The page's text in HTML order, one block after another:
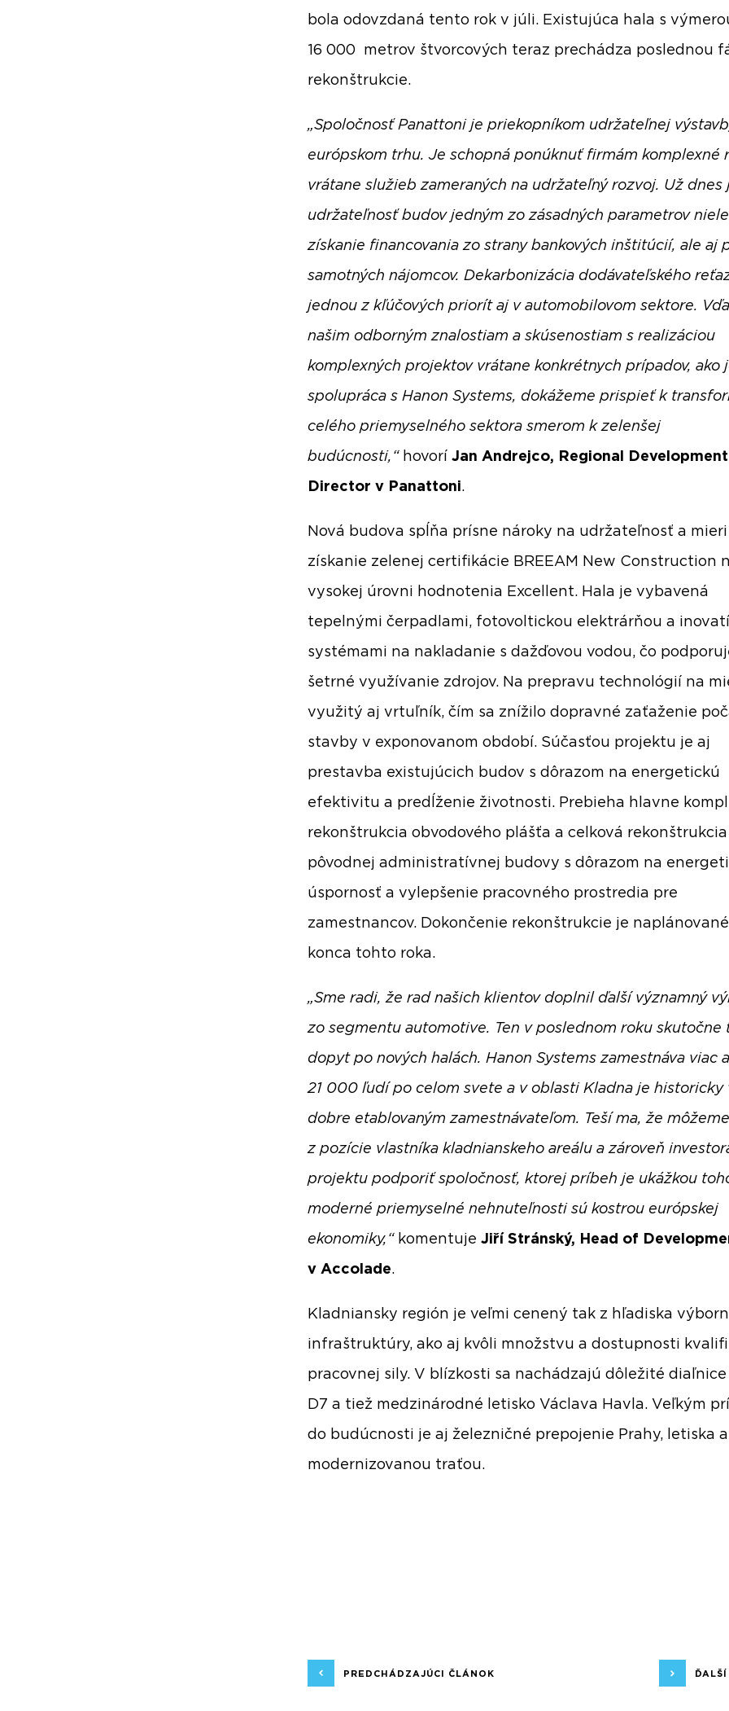
bola odovzdaná tento rok v júli. Existujúca hala s
16 000 metrov štvorcových teraz prechádza poslednou
rekonštrukcie.
„Spoločnosť Panattoni je priekopníkom udržateľnej
európskom trhu. Je schopná ponúknuť firmám komplexné
vrátane služieb zameraných na udržateľný rozvoj. Už dnes
udržateľnosť budov jedným zo zásadných parametrov
získanie financovania zo strany bankových inštitúcií, ale aj
samotných nájomcov. Dekarbonizácia dodávateľského
jednou z kľúčových priorít aj v automobilovom sektore.
našim odborným znalostiam a skúsenostiam s realizáciou
komplexných projektov vrátane konkrétnych prípadov, ako
spolupráca s Hanon Systems, dokážeme prispieť k
celého priemyselného sektora smerom k zelenšej
budúcnosti,“ hovorí Jan Andrejco, Regional Development
Director v Panattoni.
Nová budova spĺňa prísne nároky na udržateľnosť a
získanie zelenej certifikácie BREEAM New Construction
vysokej úrovni hodnotenia Excellent. Hala je vybavená
tepelnými čerpadlami, fotovoltickou elektrárňou a
systémami na nakladanie s dažďovou vodou, čo
šetrné využívanie zdrojov. Na prepravu technológií na
využitý aj vrtuľník, čím sa znížilo dopravné zaťaženie
stavby v exponovanom období. Súčasťou projektu je aj
prestavba existujúcich budov s dôrazom na energetickú
efektivitu a predĺženie životnosti. Prebieha hlavne
rekonštrukcia obvodového plášťa a celková rekonštrukcia
pôvodnej administratívnej budovy s dôrazom na
úspornosť a vylepšenie pracovného prostredia pre
zamestnancov. Dokončenie rekonštrukcie je
konca tohto roka.
„Sme radi, že rad našich klientov doplnil ďalší významný
zo segmentu automotive. Ten v poslednom roku skutočne
dopyt po nových halách. Hanon Systems zamestnáva viac
21 000 ľudí po celom svete a v oblasti Kladna je historicky
dobre etablovaným zamestnávateľom. Teší ma, že môžeme
z pozície vlastníka kladnianskeho areálu a zároveň
projektu podporiť spoločnosť, ktorej príbeh je ukážkou
moderné priemyselné nehnuteľnosti sú kostrou európskej
ekonomiky,“ komentuje Jiří Stránský, Head of
v Accolade.
Kladniansky región je veľmi cenený tak z hľadiska
infraštruktúry, ako aj kvôli množstvu a dostupnosti
pracovnej sily. V blízkosti sa nachádzajú dôležité diaľnice
D7 a tiež medzinárodné letisko Václava Havla. Veľkým
do budúcnosti je aj železničné prepojenie Prahy, letiska
modernizovanou traťou.
PREDCHÁDZAJÚCI ČLÁNOK